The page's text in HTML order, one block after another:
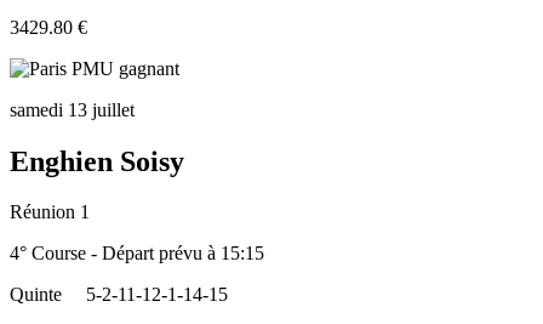
3429.80 €
samedi 13 juillet
Enghien Soisy
Réunion 1
4° Course - Départ prévu à 15:15
Quinte
5-2-11-12-1-14-15